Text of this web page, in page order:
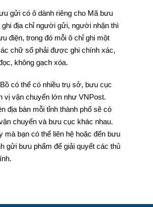
gửi có ô dành riêng cho Mã bưu
ghi địa chỉ người gửi, người nhận thì
điện, trong đó mỗi ô chỉ ghi một
chữ số phải được ghi chính xác,
không gạch xóa.
có thể có nhiều trụ sở, bưu cục
vị vận chuyển lớn như VNPost.
địa bàn mỗi tỉnh thành phố sẽ có
chuyển và bưu cục khác nhau.
mà bạn có thể liên hệ hoặc đến bưu
gửi bưu phẩm để giải quyết các thủ